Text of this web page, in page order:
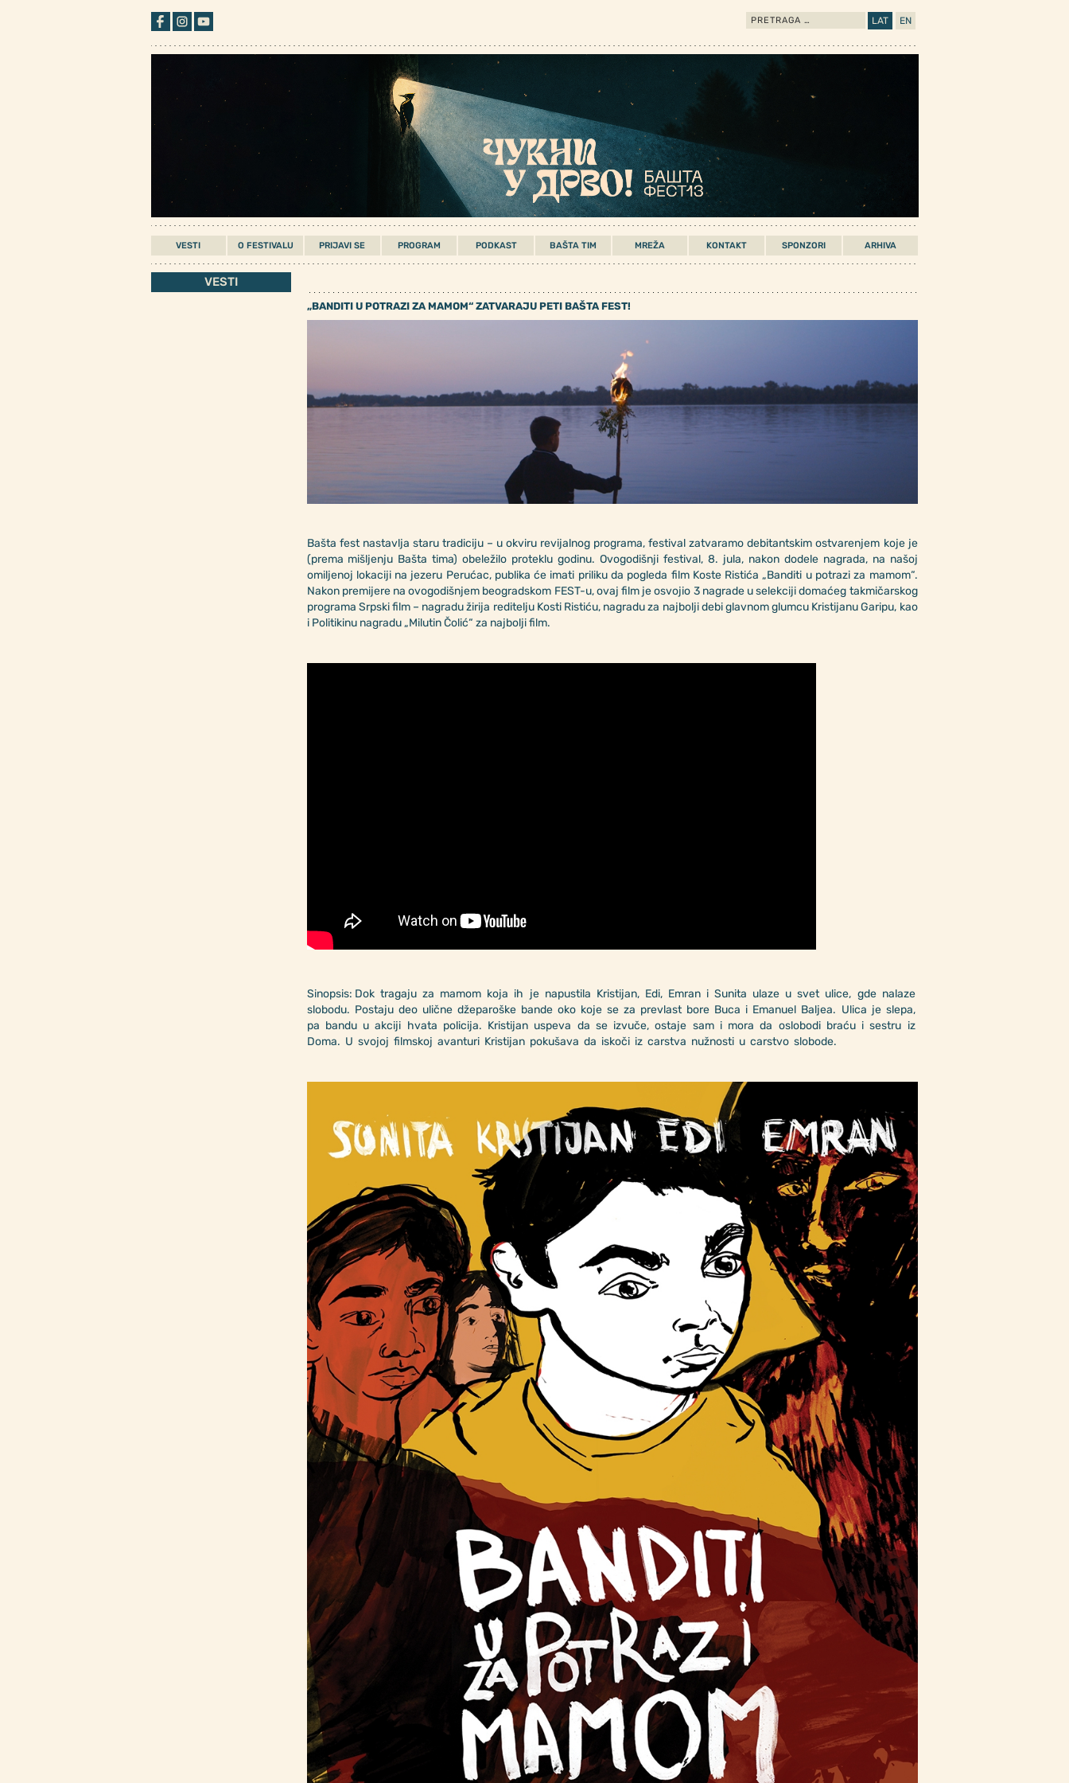
LAT EN
Pretraga
VESTI O FESTIVALU PRIJAVI SE PROGRAM PODKAST BAŠTA TIM MREŽA KONTAKT SPONZORI ARHIVA
VESTI
„BANDITI U POTRAZI ZA MAMOM“ ZATVARAJU PETI BAŠTA FEST!
Bašta fest nastavlja staru tradiciju – u okviru revijalnog programa, festival zatvaramo debitantskim ostvarenjem koje je
(prema mišljenju Bašta tima) obeležilo proteklu godinu. Ovogodišnji festival, 8. jula, nakon dodele nagrada, na našoj
omiljenoj lokaciji na jezeru Perućac, publika će imati priliku da pogleda film Koste Ristića „Banditi u potrazi za mamom“.
Nakon premijere na ovogodišnjem beogradskom FEST-u, ovaj film je osvojio 3 nagrade u selekciji domaćeg takmičarskog
programa Srpski film – nagradu žirija reditelju Kosti Ristiću, nagradu za najbolji debi glavnom glumcu Kristijanu Garipu, kao
i Politikinu nagradu „Milutin Čolić“ za najbolji film.
Sinopsis: Dok tragaju za mamom koja ih je napustila Kristijan, Edi, Emran i Sunita ulaze u svet ulice, gde nalaze
slobodu. Postaju deo ulične džeparoške bande oko koje se za prevlast bore Buca i Emanuel Baljea. Ulica je slepa,
pa bandu u akciji hvata policija. Kristijan uspeva da se izvuče, ostaje sam i mora da oslobodi braću i sestru iz
Doma. U svojoj filmskoj avanturi Kristijan pokušava da iskoči iz carstva nužnosti u carstvo slobode.